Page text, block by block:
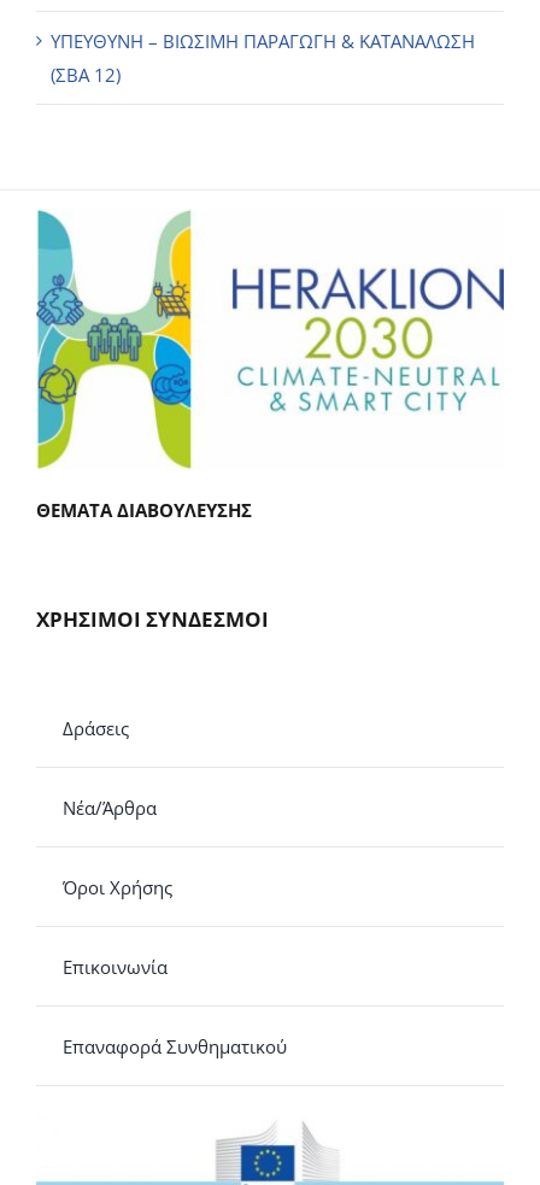
ΥΠΕΥΘΥΝΗ – ΒΙΩΣΙΜΗ ΠΑΡΑΓΩΓΗ & ΚΑΤΑΝΑΛΩΣΗ
(ΣΒΑ 12)
ΘΕΜΑΤΑ ΔΙΑΒΟΥΛΕΥΣΗΣ
ΧΡΗΣΙΜΟΙ ΣΥΝΔΕΣΜΟΙ
Δράσεις
Νέα/Άρθρα
Όροι Χρήσης
Επικοινωνία
Επαναφορά Συνθηματικού